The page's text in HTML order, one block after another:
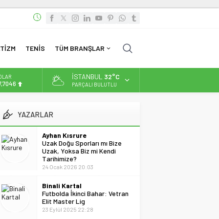
TENİS TÜM BRANŞLAR
İSTANBUL 32°C
PARÇALI BULUTLU
YAZARLAR
Ayhan Kısrure
Uzak Doğu Sporları mı Bize
Uzak, Yoksa Biz mi Kendi
Tarihimize?
24 Ocak 2026 20:03
Binali Kartal
Futbolda İkinci Bahar: Vetran
Elit Master Lig
23 Eylül 2025 22:28